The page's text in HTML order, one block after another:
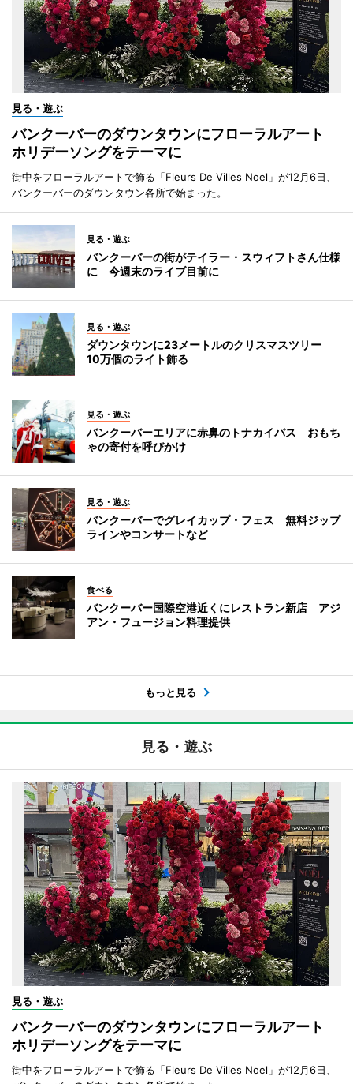
見る・遊ぶ
バンクーバーのダウンタウンにフローラルアート
ホリデーソングをテーマに
街中をフローラルアートで飾る「Fleurs De Villes Noel」が12月6日、
バンクーバーのダウンタウン各所で始まった。
見る・遊ぶ
バンクーバーの街がテイラー・スウィフトさん仕様
に 今週末のライブ目前に
見る・遊ぶ
ダウンタウンに23メートルのクリスマスツリー
10万個のライト飾る
見る・遊ぶ
バンクーバーエリアに赤鼻のトナカイバス おもち
ゃの寄付を呼びかけ
見る・遊ぶ
バンクーバーでグレイカップ・フェス 無料ジップ
ラインやコンサートなど
食べる
バンクーバー国際空港近くにレストラン新店 アジ
アン・フュージョン料理提供
もっと見る
見る・遊ぶ
見る・遊ぶ
バンクーバーのダウンタウンにフローラルアート
ホリデーソングをテーマに
街中をフローラルアートで飾る「Fleurs De Villes Noel」が12月6日、